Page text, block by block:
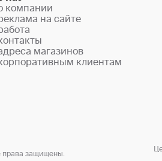
компании
на сайте
магазинов
клиентам
защищены.